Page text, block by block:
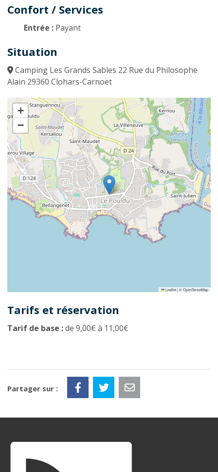
Confort / Services
Entrée : Payant
Situation
Camping Les Grands Sables 22 Rue du Philosophe
Alain 29360 Clohars-Carnoët
+
−
Leaflet|©OpenStreetMap
Tarifs et réservation
Tarif de base :de 9,00€ à 11,00€
Partager sur :